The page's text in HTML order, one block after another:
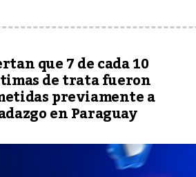
que 7 de cada 10
de trata fueron
previamente a
en Paraguay